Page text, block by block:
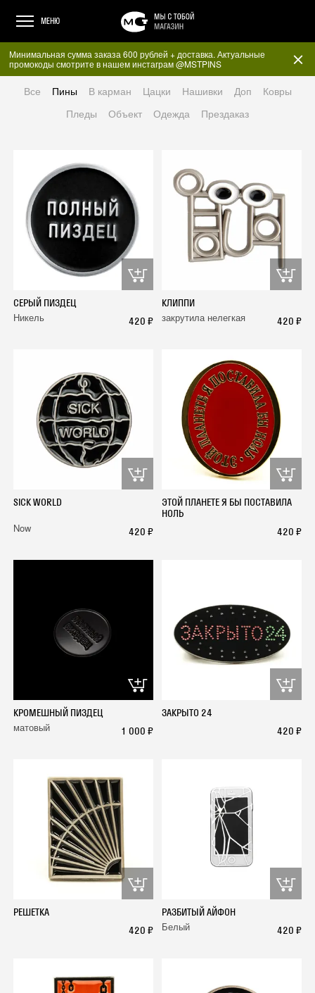
МЕНЮ
Минимальная сумма заказа 600 рублей + доставка. Актуальные
промокоды смотрите в нашем инстаграм @MSTPINS
Все Пины В карман Цацки Нашивки Доп
Ковры
Пледы
Объект Одежда Прездаказ
СЕРЫЙ ПИЗДЕЦ
Никель 420 ₽
КЛИППИ
закрутила нелегкая 420 ₽
SICK WORLD
Now 420 ₽
ЭТОЙ ПЛАНЕТЕ Я БЫ ПОСТАВИЛА
НОЛЬ
420 ₽
КРОМЕШНЫЙ ПИЗДЕЦ
матовый 1 000 ₽
ЗАКРЫТО 24
420 ₽
РЕШЕТКА
420 ₽
РАЗБИТЫЙ АЙФОН
Белый 420 ₽